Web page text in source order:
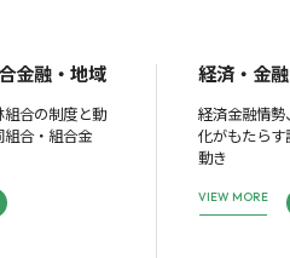
金融・地域
合の制度と動
組合・組合金
経済・金融
経済金融情
化がもたらす
動き
VIEW MORE